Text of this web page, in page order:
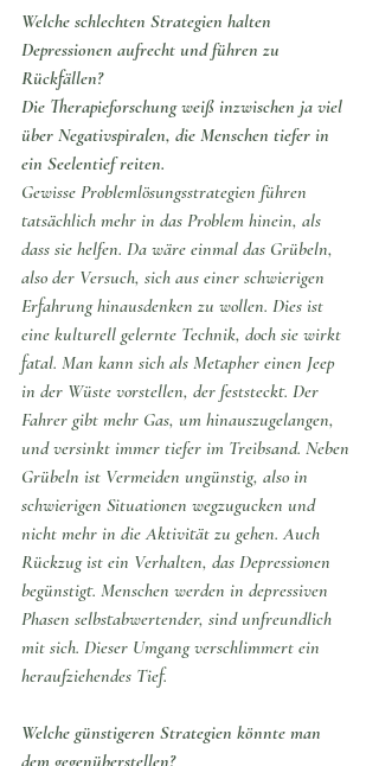
Welche schlechten Strategien halten
Depressionen aufrecht und führen zu
Rückfällen?
Die Therapieforschung weiß inzwischen ja viel
über Negativspiralen, die Menschen tiefer in
ein Seelentief reiten.
Gewisse Problemlösungsstrategien führen
tatsächlich mehr in das Problem hinein, als
dass sie helfen. Da wäre einmal das Grübeln,
also der Versuch, sich aus einer schwierigen
Erfahrung hinausdenken zu wollen. Dies ist
eine kulturell gelernte Technik, doch sie wirkt
fatal. Man kann sich als Metapher einen Jeep
in der Wüste vorstellen, der feststeckt. Der
Fahrer gibt mehr Gas, um hinauszugelangen,
und versinkt immer tiefer im Treibsand. Neben
Grübeln ist Vermeiden ungünstig, also in
schwierigen Situationen wegzugucken und
nicht mehr in die Aktivität zu gehen. Auch
Rückzug ist ein Verhalten, das Depressionen
begünstigt. Menschen werden in depressiven
Phasen selbstabwertender, sind unfreundlich
mit sich. Dieser Umgang verschlimmert ein
heraufziehendes Tief.
Welche günstigeren Strategien könnte man